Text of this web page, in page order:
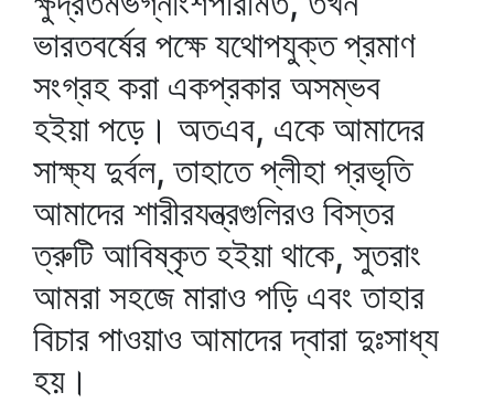
ভারতবর্ষের পক্ষে যথোপযুক্ত প্রমাণ
সংগ্রহ করা একপ্রকার অসম্ভব
হইয়া পড়ে। অতএব, একে আমাদের
সাক্ষ্য দুর্বল, তাহাতে প্লীহা প্রভৃতি
আমাদের শারীরযন্ত্রগুলিরও বিস্তর
ত্রুটি আবিষ্কৃত হইয়া থাকে, সুতরাং
আমরা সহজে মারাও পড়ি এবং তাহার
বিচার পাওয়াও আমাদের দ্বারা দুঃসাধ্য
হয়।